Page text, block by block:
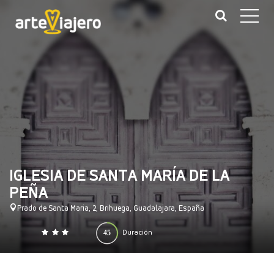
IGLESIA DE SANTA MARÍA DE LA
PEÑA
Prado de Santa Maria, 2, Brihuega, Guadalajara, España
Duración
45
0 140